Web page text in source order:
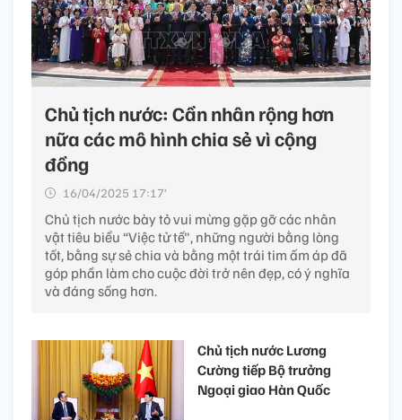
Chủ tịch nước: Cần nhân rộng hơn
nữa các mô hình chia sẻ vì cộng
đồng
16/04/2025 17:17’
Chủ tịch nước bày tỏ vui mừng gặp gỡ các nhân
vật tiêu biểu “Việc tử tế", những người bằng lòng
tốt, bằng sự sẻ chia và bằng một trái tim ấm áp đã
góp phần làm cho cuộc đời trở nên đẹp, có ý nghĩa
và đáng sống hơn.
Chủ tịch nước Lương
Cường tiếp Bộ trưởng
Ngoại giao Hàn Quốc